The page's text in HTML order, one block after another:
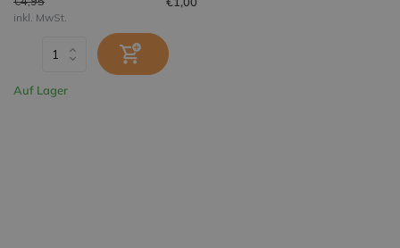
inkl. MwSt.
Auf Lager